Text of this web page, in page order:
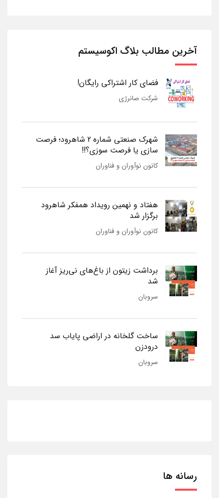
آخرین مطالب بلاگ اکوسیستم
فضای کار اشتراکی رایگان!
شرکت صانرژی
شهرک صنعتی شماره 2 شاهرود؛ فرصت
سازی یا فرصت سوزی؟!!
کانون نوآوران و فناوران
هفتاد و نهمین رویداد همفکر شاهرود
برگزار شد
کانون نوآوران و فناوران
برداشت زیتون از باغ‌های نی‌ریز آغاز
شد
سروبان
ساخت گلخانه در اراضی پایاب سد
درودزن
سروبان
رسانه ها